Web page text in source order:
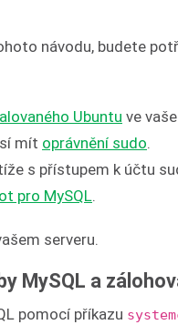
návodu, budete
Ubuntu ve
mít oprávnění sudo.
s přístupem k účtu
pro MySQL.
serveru.
MySQL a
pomocí příkazu